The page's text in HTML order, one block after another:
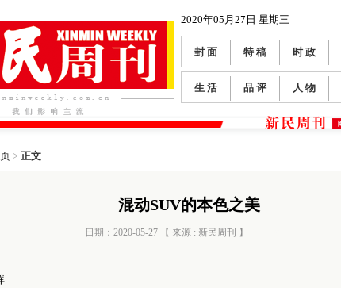
2020年05月27日 星期三
封 面 特 稿 时 政
生 活 品 评 人 物
> 正文
混动SUV的本色之美
日期：2020-05-27 【 来源 : 新民周刊 】